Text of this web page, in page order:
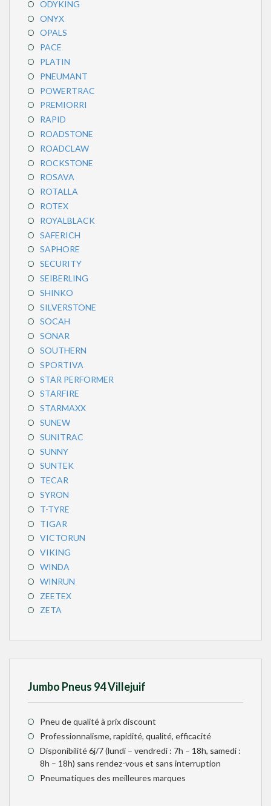
ODYKING
ONYX
OPALS
PACE
PLATIN
PNEUMANT
POWERTRAC
PREMIORRI
RAPID
ROADSTONE
ROADCLAW
ROCKSTONE
ROSAVA
ROTALLA
ROTEX
ROYALBLACK
SAFERICH
SAPHORE
SECURITY
SEIBERLING
SHINKO
SILVERSTONE
SOCAH
SONAR
SOUTHERN
SPORTIVA
STAR PERFORMER
STARFIRE
STARMAXX
SUNEW
SUNITRAC
SUNNY
SUNTEK
TECAR
SYRON
T-TYRE
TIGAR
VICTORUN
VIKING
WINDA
WINRUN
ZEETEX
ZETA
Jumbo Pneus 94 Villejuif
Pneu de qualité à prix discount
Professionnalisme, rapidité, qualité, efficacité
Disponibilité 6j/7 (lundi – vendredi : 7h – 18h, samedi :
8h – 18h) sans rendez-vous et sans interruption
Pneumatiques des meilleures marques